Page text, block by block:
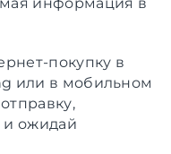
покупку в
или в мобильном
и ожидай